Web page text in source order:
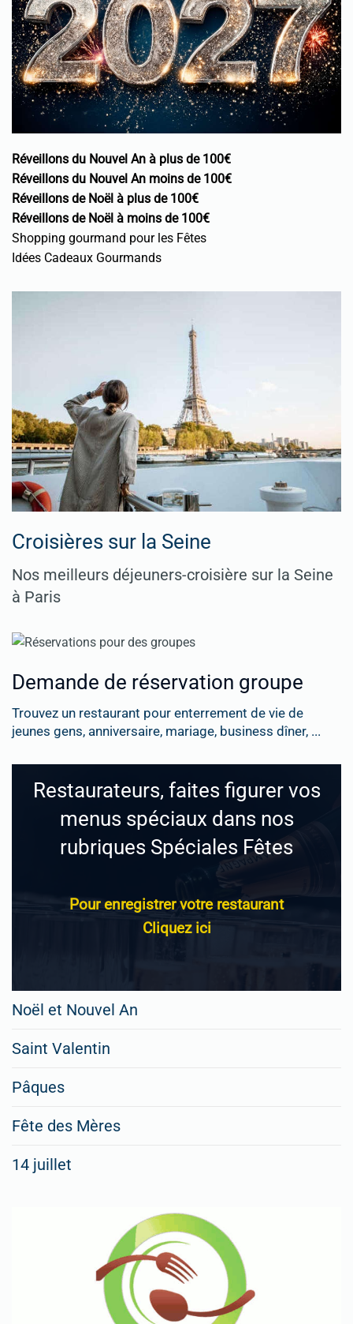
Réveillons du Nouvel An à plus de 100€
Réveillons du Nouvel An moins de 100€
Réveillons de Noël à plus de 100€
Réveillons de Noël à moins de 100€
Shopping gourmand pour les Fêtes
Idées Cadeaux Gourmands
Croisières sur la Seine
Nos meilleurs déjeuners-croisière sur la Seine
à Paris
Demande de réservation groupe
Trouvez un restaurant pour enterrement de vie de
jeunes gens, anniversaire, mariage, business dîner, ...
Restaurateurs, faites figurer vos
menus spéciaux dans nos
rubriques Spéciales Fêtes
Pour enregistrer votre restaurant
Cliquez ici
Noël et Nouvel An
Saint Valentin
Pâques
Fête des Mères
14 juillet